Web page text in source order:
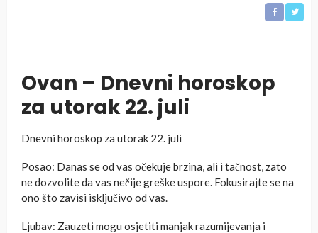
Ovan – Dnevni horoskop
za utorak 22. juli
Dnevni horoskop za utorak 22. juli
Posao: Danas se od vas očekuje brzina, ali i tačnost, zato
ne dozvolite da vas nečije greške uspore. Fokusirajte se na
ono što zavisi isključivo od vas.
Ljubav: Zauzeti mogu osjetiti manjak razumijevanja i